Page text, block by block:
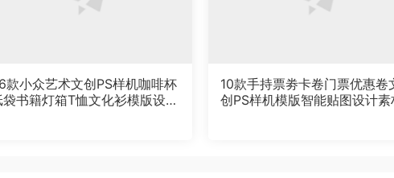
款小众艺术文创PS样机咖啡杯
袋书籍灯箱T恤文化衫模版设计
10款手持票劵卡卷门票优惠卷
创PS样机模版智能贴图设计素